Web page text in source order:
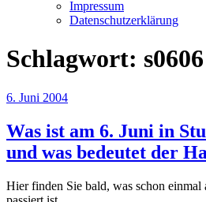
Impressum
Datenschutzerklärung
Schlagwort: s0606
Veröffentlicht
6. Juni 2004
Was ist am 6. Juni in
und was bedeutet der
Hier finden Sie bald, was schon einmal